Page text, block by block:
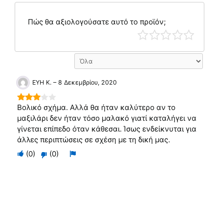
Πώς θα αξιολογούσατε αυτό το προϊόν;
3out
of 5
ΕΥΗ Κ. – 8 Δεκεμβρίου, 2020
Βολικό σχήμα. Αλλά θα ήταν καλύτερο αν το
μαξιλάρι δεν ήταν τόσο μαλακό γιατί καταλήγει να
γίνεται επίπεδο όταν κάθεσαι. Ίσως ενδείκνυται για
άλλες περιπτώσεις σε σχέση με τη δική μας.
Ψηφίστε
(0)
Ψηφίστε
(0)
Flag